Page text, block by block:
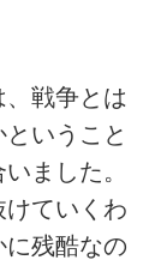
戦争とは
いうこと
ました。
ていくわ
残酷なの